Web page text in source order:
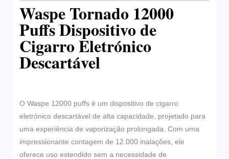
Waspe Tornado 12000
Puffs Dispositivo de
Cigarro Eletrónico
Descartável
O Waspe 12000 puffs é um dispositivo de cigarro
eletrónico descartável de alta capacidade, projetado para
uma experiência de vaporização prolongada. Com uma
impressionante contagem de 12.000 inalações, ele
oferece uso estendido sem a necessidade de